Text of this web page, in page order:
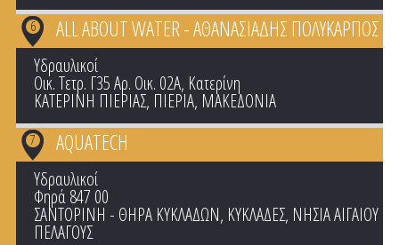
ALL ABOUT WATER - ΑΘΑΝΑΣΙΑΔΗΣ ΠΟΛΥΚΑΡΠΟΣ
6
Υδραυλικοί
Οικ. Τετρ. Γ35 Αρ. Οικ. 02Α, Κατερίνη
ΚΑΤΕΡΙΝΗ ΠΙΕΡΙΑΣ, ΠΙΕΡΙΑ, ΜΑΚΕΔΟΝΙΑ
AQUATECH
7
Υδραυλικοί
Φηρά 847 00
ΣΑΝΤΟΡΙΝΗ - ΘΗΡΑ ΚΥΚΛΑΔΩΝ, ΚΥΚΛΑΔΕΣ, ΝΗΣΙΑ ΑΙΓΑΙΟΥ
ΠΕΛΑΓΟΥΣ